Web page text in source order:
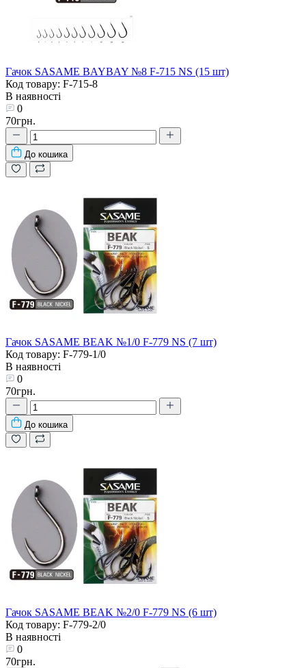
Гачок SASAME BAYBAY №8 F-715 NS (15 шт)
Код товару: F-715-8
В наявності
0
70грн.
До кошика
Гачок SASAME BEAK №1/0 F-779 NS (7 шт)
Код товару: F-779-1/0
В наявності
0
70грн.
До кошика
Гачок SASAME BEAK №2/0 F-779 NS (6 шт)
Код товару: F-779-2/0
В наявності
0
70грн.